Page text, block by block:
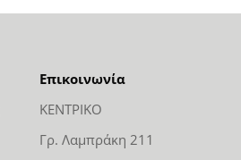
Επικοινωνία
ΚΕΝΤΡΙΚΟ
Γρ. Λαμπράκη 211